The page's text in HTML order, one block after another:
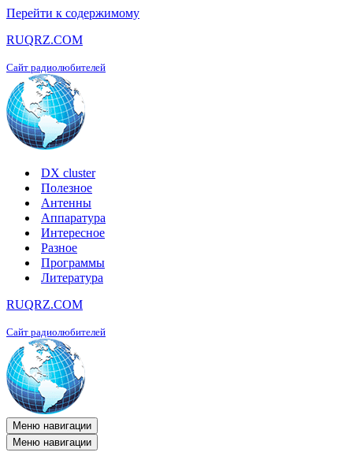
Перейти к содержимому
RUQRZ.COM
Сайт радиолюбителей
DX cluster
Полезное
Антенны
Аппаратура
Интересное
Разное
Программы
Литература
RUQRZ.COM
Сайт радиолюбителей
Меню навигации
Меню навигации